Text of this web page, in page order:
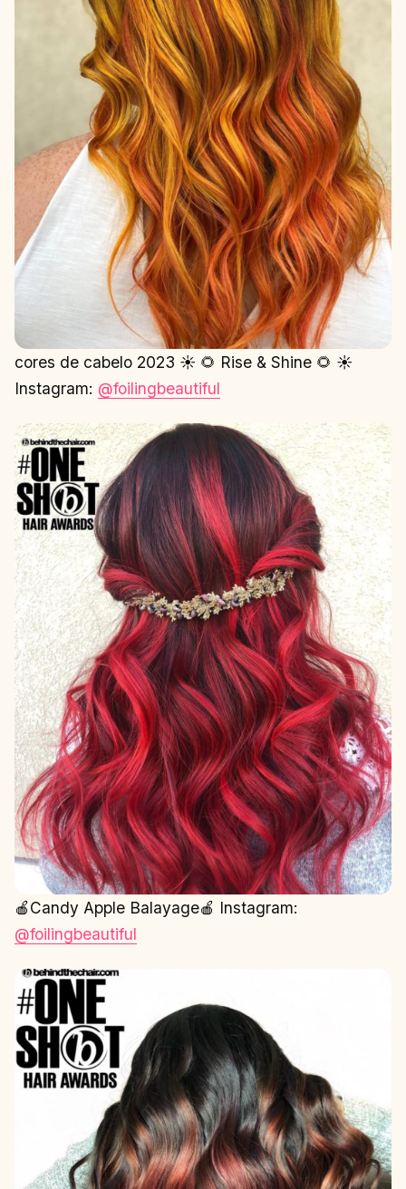
cores de cabelo 2023 ☀️ 🌻 Rise & Shine 🌻 ☀️
Instagram: @foilingbeautiful
🍎Candy Apple Balayage🍎 Instagram:
@foilingbeautiful